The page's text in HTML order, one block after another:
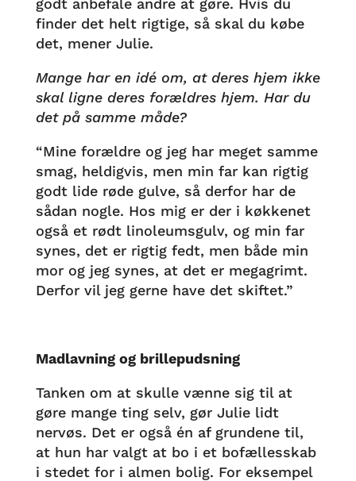
godt anbefale andre at gøre. Hvis du
finder det helt rigtige, så skal du købe
det, mener Julie.
Mange har en idé om, at deres hjem ikke
skal ligne deres forældres hjem. Har du
det på samme måde?
“Mine forældre og jeg har meget samme
smag, heldigvis, men min far kan rigtig
godt lide røde gulve, så derfor har de
sådan nogle. Hos mig er der i køkkenet
også et rødt linoleumsgulv, og min far
synes, det er rigtig fedt, men både min
mor og jeg synes, at det er megagrimt.
Derfor vil jeg gerne have det skiftet.”
Madlavning og brillepudsning
Tanken om at skulle vænne sig til at
gøre mange ting selv, gør Julie lidt
nervøs. Det er også én af grundene til,
at hun har valgt at bo i et bofællesskab
i stedet for i almen bolig. For eksempel